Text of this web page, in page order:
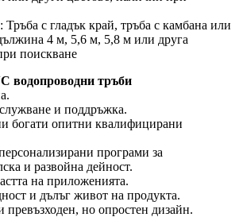
с гладък край, тръба с камбана или
4 м, 5,6 м, 5,8 м или друга
поискване
водопроводни тръби
и поддръжка.
богати опитни квалифицирани
програми за
и развойна дейност.
на приложенията.
и дълъг живот на продукта.
превъзходен, но опростен дизайн.